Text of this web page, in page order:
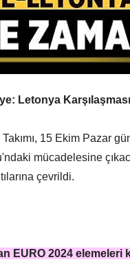
Letonya
15 Ekim Pazar
mücadelesine
çevrildi.
EURO 2024 elemeleri